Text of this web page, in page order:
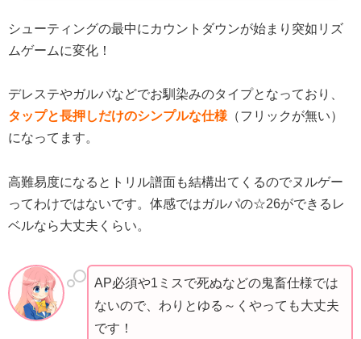
シューティングの最中にカウントダウンが始まり突如リズ
ムゲームに変化！
デレステやガルパなどでお馴染みのタイプとなっており、
タップと長押しだけのシンプルな仕様 （フリックが無い）
になってます。
高難易度になるとトリル譜面も結構出てくるのでヌルゲー
ってわけではないです。体感ではガルパの☆26ができるレ
ベルなら大丈夫くらい。
AP必須や1ミスで死ぬなどの鬼畜仕様では
ないので、わりとゆる～くやっても大丈夫
です！